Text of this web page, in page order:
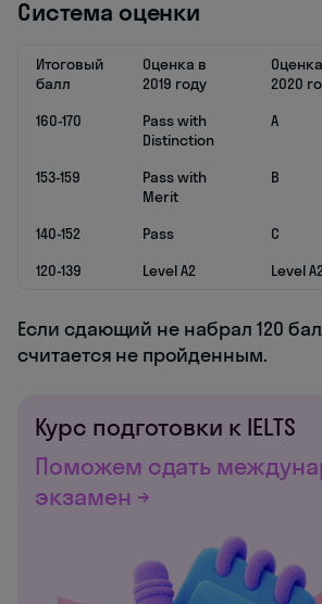
Система оценки
Итоговый
балл
Оценка в
2019 году
2020
160-170
Pass with
Distinction
A
153-159
Pass with
Merit
B
140-152 Pass C
120-139
Level A2 Level
Если сдающий не набрал 120
считается не пройденным.
Курс подготовки к IELTS
Поможем сдать
экзамен →